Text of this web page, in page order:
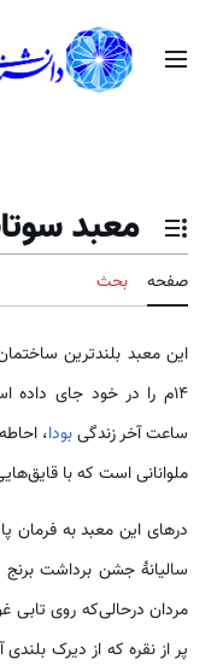
محتوامنوی اصلی
تغییر وضعیت فهرست
معبد
صفحه بحث
این معبد بلندترین
ساعت آخر زندگیبودا،
ملوانانی است که با قایق‌هایی
درهای این معبد به فرمان
سالیانهٔ جشن برداشت
مردان درحالی‌که روی تابی
پر از نقره که از دیرک